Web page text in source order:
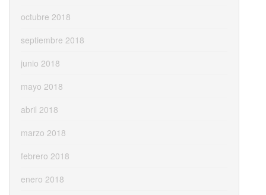
octubre 2018
septiembre 2018
junio 2018
mayo 2018
abril 2018
marzo 2018
febrero 2018
enero 2018